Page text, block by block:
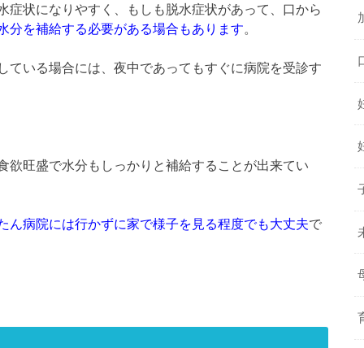
症状になりやすく、もしも脱水症状があって、口から
分を補給する必要がある場合もあります。
ている場合には、夜中であってもすぐに病院を受診す
欲旺盛で水分もしっかりと補給することが出来てい
ん病院には行かずに家で様子を見る程度でも大丈夫で